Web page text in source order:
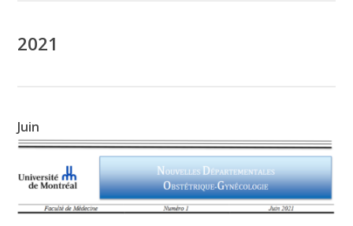
2021
Juin